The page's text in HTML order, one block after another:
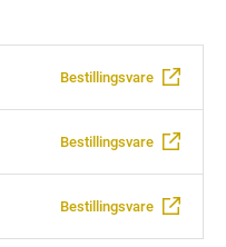
Bestillingsvare
Bestillingsvare
Bestillingsvare